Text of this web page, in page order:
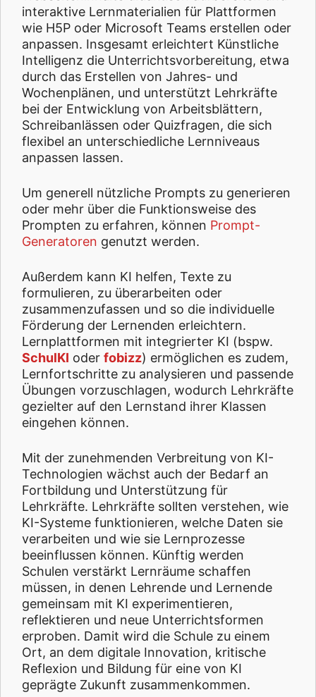
interaktive Lernmaterialien für Plattformen
wie H5P oder Microsoft Teams erstellen oder
anpassen. Insgesamt erleichtert Künstliche
Intelligenz die Unterrichtsvorbereitung, etwa
durch das Erstellen von Jahres- und
Wochenplänen, und unterstützt Lehrkräfte
bei der Entwicklung von Arbeitsblättern,
Schreibanlässen oder Quizfragen, die sich
flexibel an unterschiedliche Lernniveaus
anpassen lassen.
Um generell nützliche Prompts zu generieren
oder mehr über die Funktionsweise des
Prompten zu erfahren, können Prompt-
Generatoren genutzt werden.
Außerdem kann KI helfen, Texte zu
formulieren, zu überarbeiten oder
zusammenzufassen und so die individuelle
Förderung der Lernenden erleichtern.
Lernplattformen mit integrierter KI (bspw.
SchulKI oder fobizz) ermöglichen es zudem,
Lernfortschritte zu analysieren und passende
Übungen vorzuschlagen, wodurch Lehrkräfte
gezielter auf den Lernstand ihrer Klassen
eingehen können.
Mit der zunehmenden Verbreitung von KI-
Technologien wächst auch der Bedarf an
Fortbildung und Unterstützung für
Lehrkräfte. Lehrkräfte sollten verstehen, wie
KI-Systeme funktionieren, welche Daten sie
verarbeiten und wie sie Lernprozesse
beeinflussen können. Künftig werden
Schulen verstärkt Lernräume schaffen
müssen, in denen Lehrende und Lernende
gemeinsam mit KI experimentieren,
reflektieren und neue Unterrichtsformen
erproben. Damit wird die Schule zu einem
Ort, an dem digitale Innovation, kritische
Reflexion und Bildung für eine von KI
geprägte Zukunft zusammenkommen.